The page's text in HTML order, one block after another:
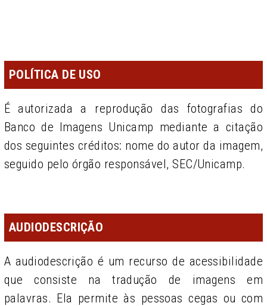
POLÍTICA DE USO
É autorizada a reprodução das fotografias do
Banco de Imagens Unicamp mediante a citação
dos seguintes créditos: nome do autor da imagem,
seguido pelo órgão responsável, SEC/Unicamp.
AUDIODESCRIÇÃO
A audiodescrição é um recurso de acessibilidade
que consiste na tradução de imagens em
palavras. Ela permite às pessoas cegas ou com